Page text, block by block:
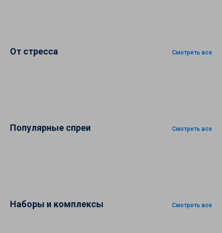
От стресса Смотреть все
Популярные спреи Смотреть все
Наборы и комплексы Смотреть все